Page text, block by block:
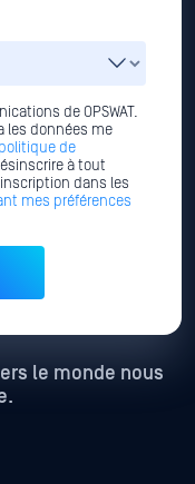
de OPSWAT.
les données me
politique de
à tout
dans les
mes préférences
le monde nous